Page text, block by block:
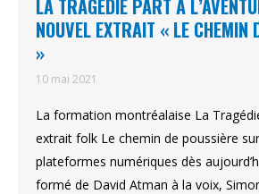
LA TRAGÉDIE PART À
NOUVEL EXTRAIT « LE CHEMIN
»
10 mai 2021
La formation montréalaise La
extrait folk Le chemin de poussière
plateformes numériques dès
formé de David Atman à la voix,